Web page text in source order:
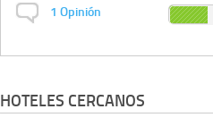
1 Opinión
HOTELES CERCANOS